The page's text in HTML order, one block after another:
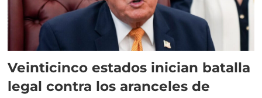
Veinticinco estados inician batalla
legal contra los aranceles de